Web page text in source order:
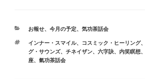
e
b
o
o
d
o
カ
ゴ
リ
ー
お報せ、 今月の予定、 気功茶話会
タ
グ
インナー・スマイル、 コスミック・ヒーリング、
グ・サウンズ、 チネイザン、 六字訣、 内笑瞑想、
座、 氣功茶話会